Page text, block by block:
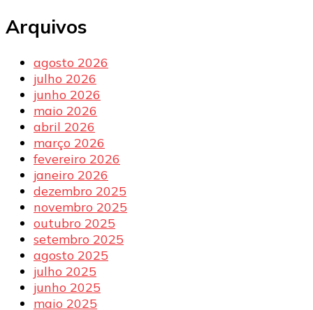
Arquivos
agosto 2026
julho 2026
junho 2026
maio 2026
abril 2026
março 2026
fevereiro 2026
janeiro 2026
dezembro 2025
novembro 2025
outubro 2025
setembro 2025
agosto 2025
julho 2025
junho 2025
maio 2025